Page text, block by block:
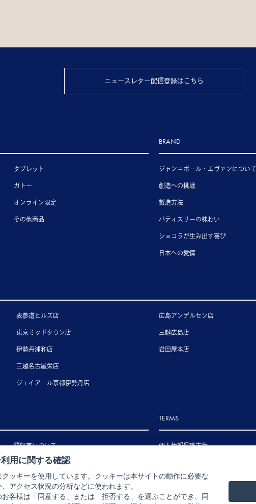
ニュースレター配信登録はこちら
タブレット
ガトー
オンライン限定
その他商品
BRAND
ジャン＝ポール・エヴァンについて
創造への挑戦
製造方法
パティスリーの味わい
ショコラが生み出す喜び
日本への愛情
表参道ヒルズ店
東京ミッドタウン店
伊勢丹浦和店
三越名古屋栄店
ジェイアール京都伊勢丹店
広島アンデルセン店
三越広島店
岩田屋本店
領収書について
送料について
配送について
キャンセル・返品・交換について
TERMS
個人情報保護方針
用に関する確認
ッキーを使用しています。クッキーは本サイトの動作に必要な
、アクセス状況の分析などに使われます。
客様は「同意する」または「拒否する」を選ぶことができ、同